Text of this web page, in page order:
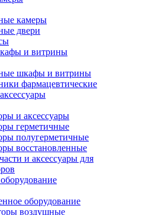
камеры
двери
и витрины
шкафы и витрины
фармацевтические
и аксессуары
герметичные
полугерметичные
восстановленные
и аксессуары для
оборудование
воздушные